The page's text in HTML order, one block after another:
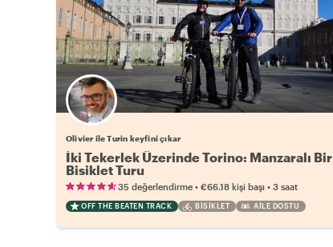
Olivier ile Turin keyfini çıkar
İki Tekerlek Üzerinde Torino: Manzaralı Bir
Bisiklet Turu
35 değerlendirme • €66.18 kişi başı • 3 saat
OFF THE BEATEN TRACK BISIKLET AILE DOSTU